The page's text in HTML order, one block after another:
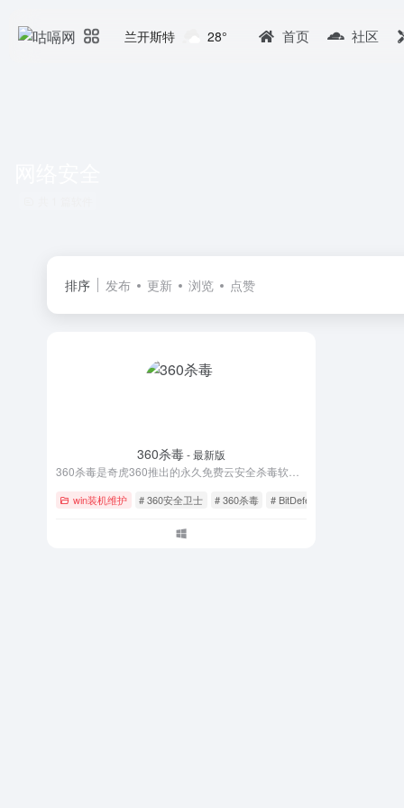
兰开斯特 28° 首页 社区
排序 发布 更新 浏览 点赞
360杀毒- 最新版
win装机维护 # 360安全卫士 # 360杀毒 # BitDefender引擎